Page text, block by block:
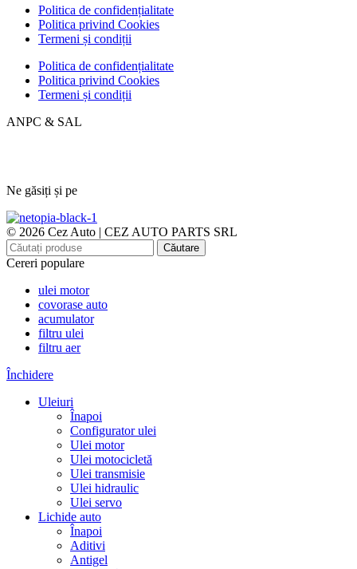
Politica de confidențialitate
Politica privind Cookies
Termeni și condiții
Politica de confidențialitate
Politica privind Cookies
Termeni și condiții
ANPC & SAL
Ne găsiți și pe
© 2026 Cez Auto | CEZ AUTO PARTS SRL
Căutare
Cereri populare
ulei motor
covorase auto
acumulator
filtru ulei
filtru aer
Închidere
Uleiuri
Înapoi
Configurator ulei
Ulei motor
Ulei motocicletă
Ulei transmisie
Ulei hidraulic
Ulei servo
Lichide auto
Înapoi
Aditivi
Antigel